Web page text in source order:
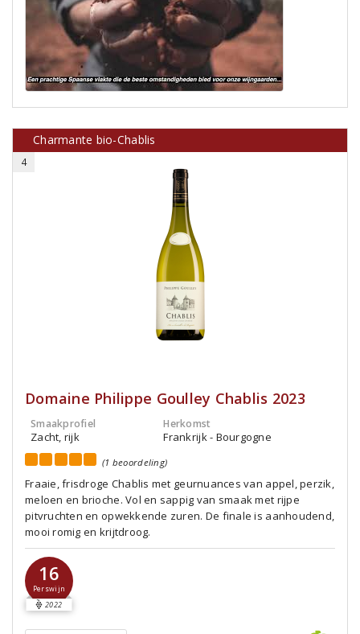
Charmante bio-Chablis
4
Domaine Philippe Goulley Chablis 2023
Smaakprofiel
Zacht, rijk
Herkomst
Frankrijk - Bourgogne
(1 beoordeling)
Fraaie, frisdroge Chablis met geurnuances van appel, perzik,
meloen en brioche. Vol en sappig van smaak met rijpe
pitvruchten en opwekkende zuren. De finale is aanhoudend,
mooi romig en krijtdroog.
16
Perswijn
2022